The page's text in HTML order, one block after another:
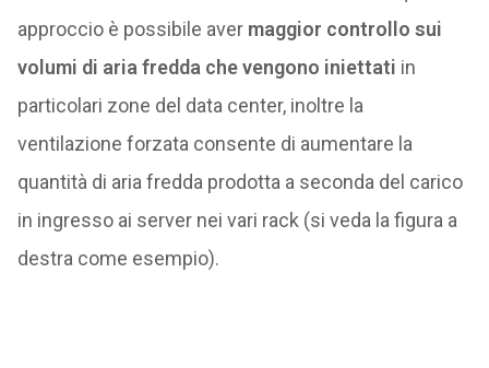
approccio è possibile aver maggior controllo sui
volumi di aria fredda che vengono iniettati in
particolari zone del data center, inoltre la
ventilazione forzata consente di aumentare la
quantità di aria fredda prodotta a seconda del carico
in ingresso ai server nei vari rack (si veda la figura a
destra come esempio).